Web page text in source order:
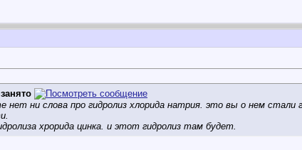
нет ни слова про гидролиз хлорида натрия. это вы о нем стали
хрорида цинка. и этот гидролиз там будет.